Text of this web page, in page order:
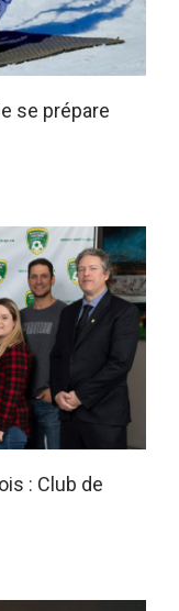
se prépare
: Club de